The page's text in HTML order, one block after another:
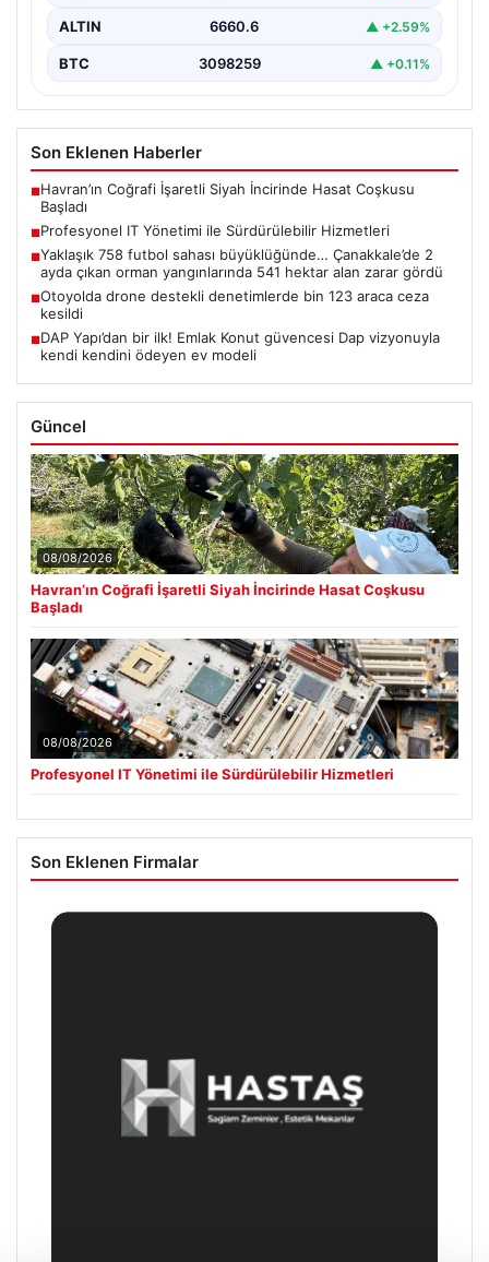
ALTIN 6660.6 ▲ +2.59%
BTC 3098259 ▲ +0.11%
Son Eklenen Haberler
■Havran’ın Coğrafi İşaretli Siyah İncirinde Hasat Coşkusu
Başladı
■Profesyonel IT Yönetimi ile Sürdürülebilir Hizmetleri
■Yaklaşık 758 futbol sahası büyüklüğünde… Çanakkale’de 2
ayda çıkan orman yangınlarında 541 hektar alan zarar gördü
■Otoyolda drone destekli denetimlerde bin 123 araca ceza
kesildi
■DAP Yapı’dan bir ilk! Emlak Konut güvencesi Dap vizyonuyla
kendi kendini ödeyen ev modeli
Güncel
08/08/2026
Havran’ın Coğrafi İşaretli Siyah İncirinde Hasat Coşkusu
Başladı
08/08/2026
Profesyonel IT Yönetimi ile Sürdürülebilir Hizmetleri
Son Eklenen Firmalar